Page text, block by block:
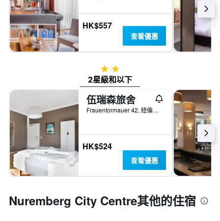
HK$557
查看優惠
2星級
2星級和以下
伍瑞森旅舍
Frauentormauer 42, 紐倫堡, 巴伐利亞, 德國
HK$524
查看優惠
Nuremberg City Centre​其他的住宿